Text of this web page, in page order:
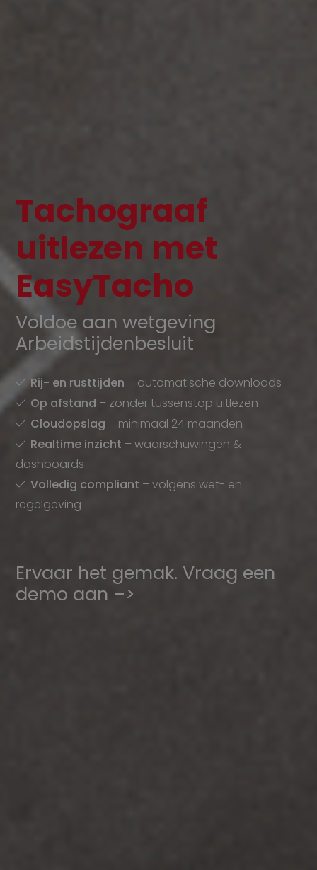
Tachograaf
uitlezen met
EasyTacho
Voldoe aan wetgeving
Arbeidstijdenbesluit
Rij- en rusttijden – automatische downloads
Op afstand – zonder tussenstop uitlezen
Cloudopslag – minimaal 24 maanden
Realtime inzicht – waarschuwingen &
dashboards
Volledig compliant – volgens wet- en
regelgeving
Ervaar het gemak. Vraag een
demo aan –>